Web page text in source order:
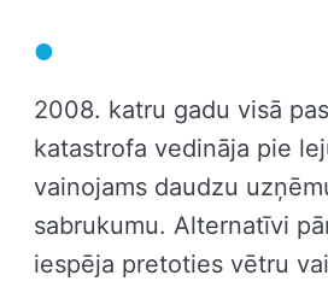
2008. katru gadu visā
katastrofa vedināja pie
vainojams daudzu
sabrukumu. Alternatīvi
iespēja pretoties vētru